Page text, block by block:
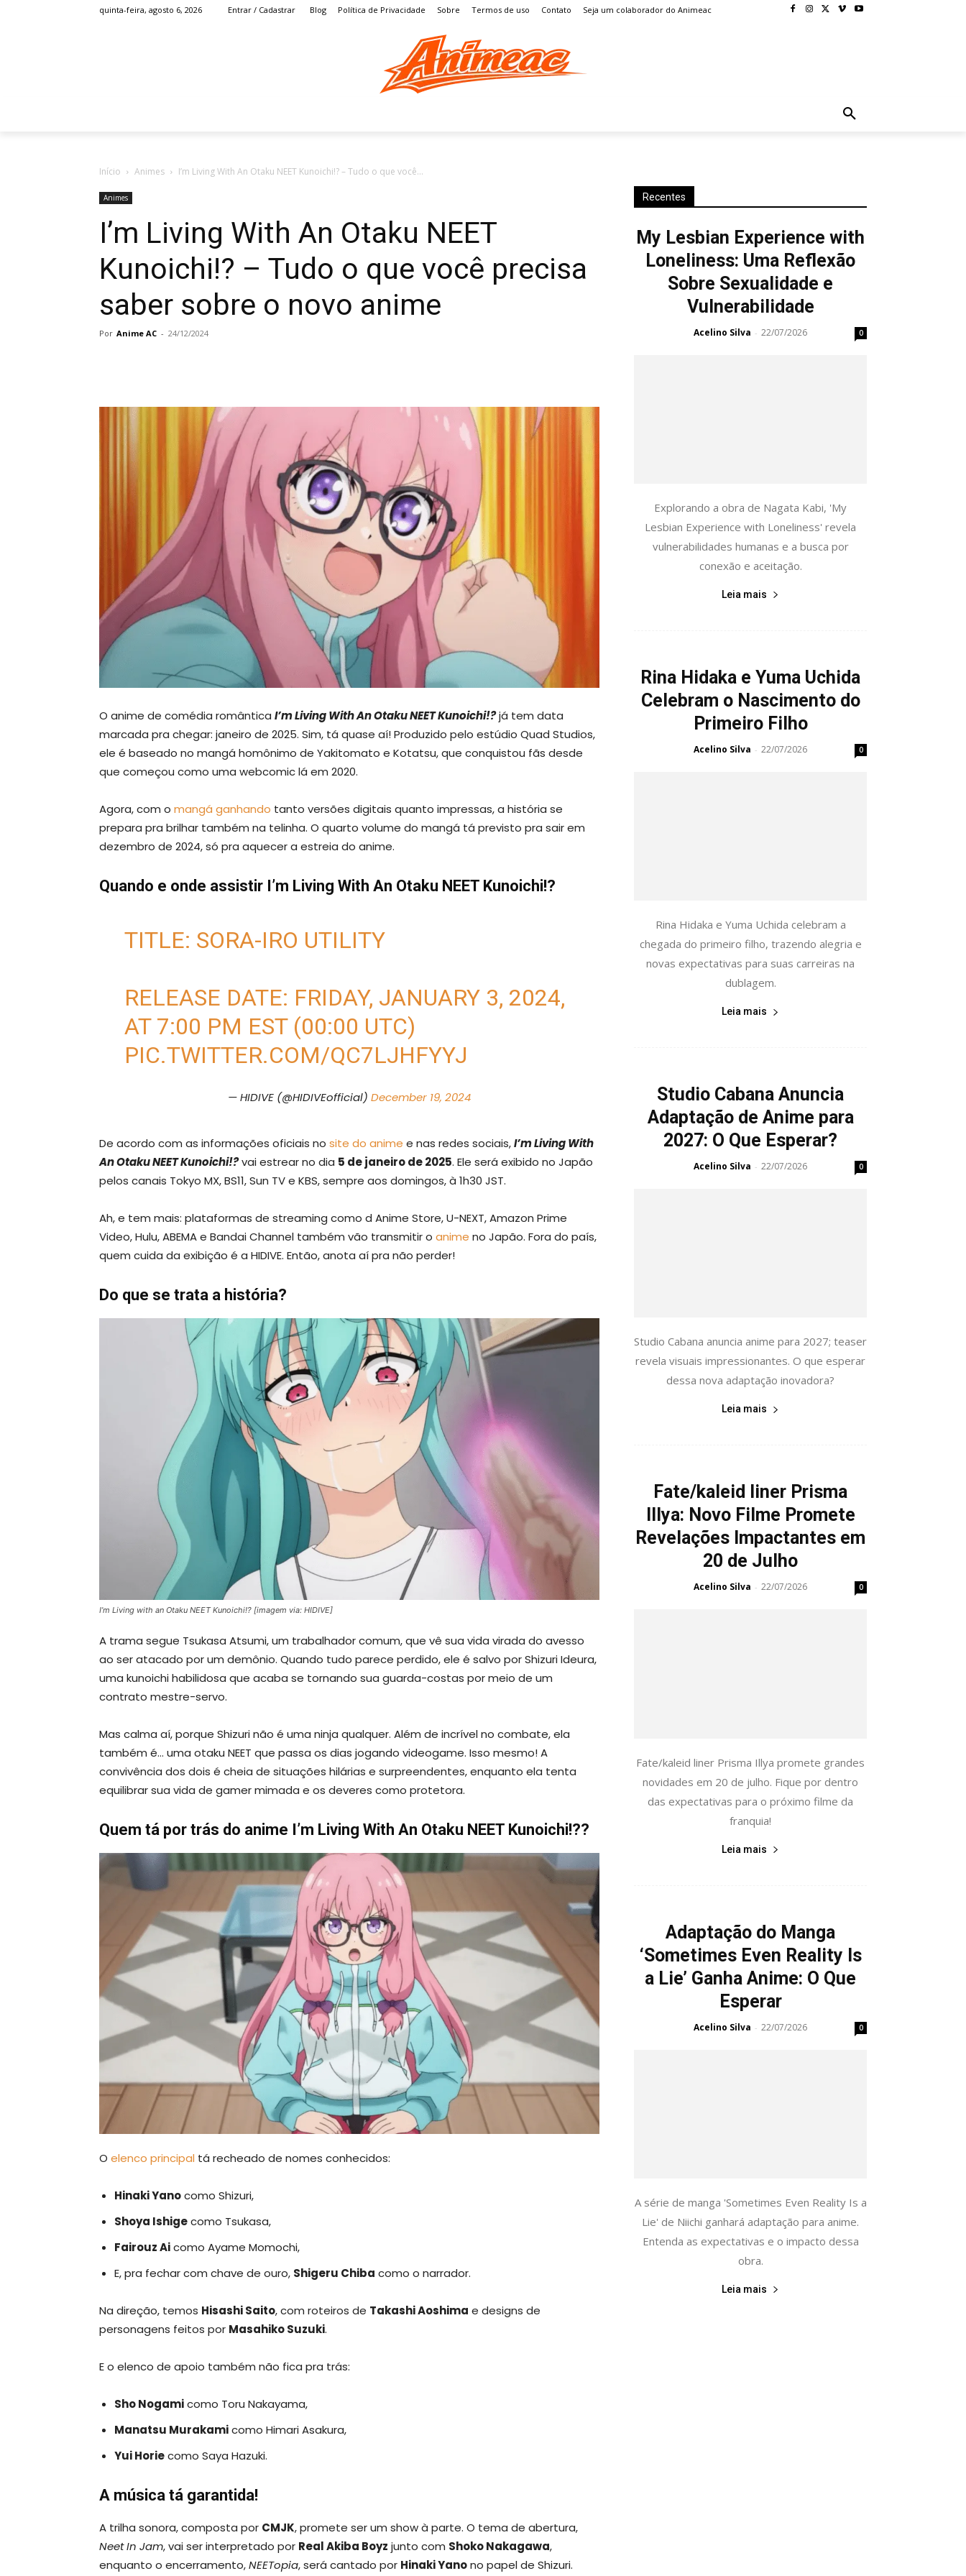
quinta-feira, agosto 6, 2026 Entrar / Cadastrar Blog Política de Privacidade Sobre Termos de uso Contato Seja um colaborador do Animeac
Início Animes I’m Living With An Otaku NEET Kunoichi!? – Tudo o que você...
Animes
I’m Living With An Otaku NEET
Kunoichi!? – Tudo o que você precisa
saber sobre o novo anime
Por Anime AC - 24/12/2024
O anime de comédia romântica I’m Living With An Otaku NEET Kunoichi!?já tem data
marcada pra chegar: janeiro de 2025. Sim, tá quase aí! Produzido pelo estúdio Quad Studios,
ele é baseado no mangá homônimo de Yakitomato e Kotatsu, que conquistou fãs desde
que começou como uma webcomic lá em 2020.
Agora, com o mangá ganhando tanto versões digitais quanto impressas, a história se
prepara pra brilhar também na telinha. O quarto volume do mangá tá previsto pra sair em
dezembro de 2024, só pra aquecer a estreia do anime.
Quando e onde assistir I’m Living With An Otaku NEET Kunoichi!?
TITLE: SORA-IRO UTILITY
RELEASE DATE: FRIDAY, JANUARY 3, 2024,
AT 7:00 PM EST (00:00 UTC)
PIC.TWITTER.COM/QC7LJHFYYJ
— HIDIVE (@HIDIVEofficial) December 19, 2024
De acordo com as informações oficiais no site do anime e nas redes sociais,I’m Living With
An Otaku NEET Kunoichi!?vai estrear no dia 5 de janeiro de 2025. Ele será exibido no Japão
pelos canais Tokyo MX, BS11, Sun TV e KBS, sempre aos domingos, à 1h30 JST.
Ah, e tem mais: plataformas de streaming como d Anime Store, U-NEXT, Amazon Prime
Video, Hulu, ABEMA e Bandai Channel também vão transmitir o anime no Japão. Fora do país,
quem cuida da exibição é a HIDIVE. Então, anota aí pra não perder!
Do que se trata a história?
I’m Living with an Otaku NEET Kunoichi!? [imagem via: HIDIVE]
A trama segue Tsukasa Atsumi, um trabalhador comum, que vê sua vida virada do avesso
ao ser atacado por um demônio. Quando tudo parece perdido, ele é salvo por Shizuri Ideura,
uma kunoichi habilidosa que acaba se tornando sua guarda-costas por meio de um
contrato mestre-servo.
Mas calma aí, porque Shizuri não é uma ninja qualquer. Além de incrível no combate, ela
também é… uma otaku NEET que passa os dias jogando videogame. Isso mesmo! A
convivência dos dois é cheia de situações hilárias e surpreendentes, enquanto ela tenta
equilibrar sua vida de gamer mimada e os deveres como protetora.
Quem tá por trás do anime I’m Living With An Otaku NEET Kunoichi!??
O elenco principal tá recheado de nomes conhecidos:
Hinaki Yanocomo Shizuri,
Shoya Ishigecomo Tsukasa,
Fairouz Aicomo Ayame Momochi,
E, pra fechar com chave de ouro, Shigeru Chiba como o narrador.
Na direção, temos Hisashi Saito, com roteiros de Takashi Aoshima e designs de
personagens feitos por Masahiko Suzuki.
E o elenco de apoio também não fica pra trás:
Sho Nogamicomo Toru Nakayama,
Manatsu Murakamicomo Himari Asakura,
Yui Horiecomo Saya Hazuki.
A música tá garantida!
A trilha sonora, composta por CMJK, promete ser um show à parte. O tema de abertura,
Neet In Jam, vai ser interpretado por Real Akiba Boyz junto com Shoko Nakagawa,
enquanto o encerramento,NEETopia, será cantado por Hinaki Yanono papel de Shizuri.
Recentes
My Lesbian Experience with
Loneliness: Uma Reflexão
Sobre Sexualidade e
Vulnerabilidade
Acelino Silva - 22/07/2026 0
Explorando a obra de Nagata Kabi, 'My
Lesbian Experience with Loneliness' revela
vulnerabilidades humanas e a busca por
conexão e aceitação.
Leia mais
Rina Hidaka e Yuma Uchida
Celebram o Nascimento do
Primeiro Filho
Acelino Silva - 22/07/2026 0
Rina Hidaka e Yuma Uchida celebram a
chegada do primeiro filho, trazendo alegria e
novas expectativas para suas carreiras na
dublagem.
Leia mais
Studio Cabana Anuncia
Adaptação de Anime para
2027: O Que Esperar?
Acelino Silva - 22/07/2026 0
Studio Cabana anuncia anime para 2027; teaser
revela visuais impressionantes. O que esperar
dessa nova adaptação inovadora?
Leia mais
Fate/kaleid liner Prisma
Illya: Novo Filme Promete
Revelações Impactantes em
20 de Julho
Acelino Silva - 22/07/2026 0
Fate/kaleid liner Prisma Illya promete grandes
novidades em 20 de julho. Fique por dentro
das expectativas para o próximo filme da
franquia!
Leia mais
Adaptação do Manga
‘Sometimes Even Reality Is
a Lie’ Ganha Anime: O Que
Esperar
Acelino Silva - 22/07/2026 0
A série de manga 'Sometimes Even Reality Is a
Lie' de Niichi ganhará adaptação para anime.
Entenda as expectativas e o impacto dessa
obra.
Leia mais